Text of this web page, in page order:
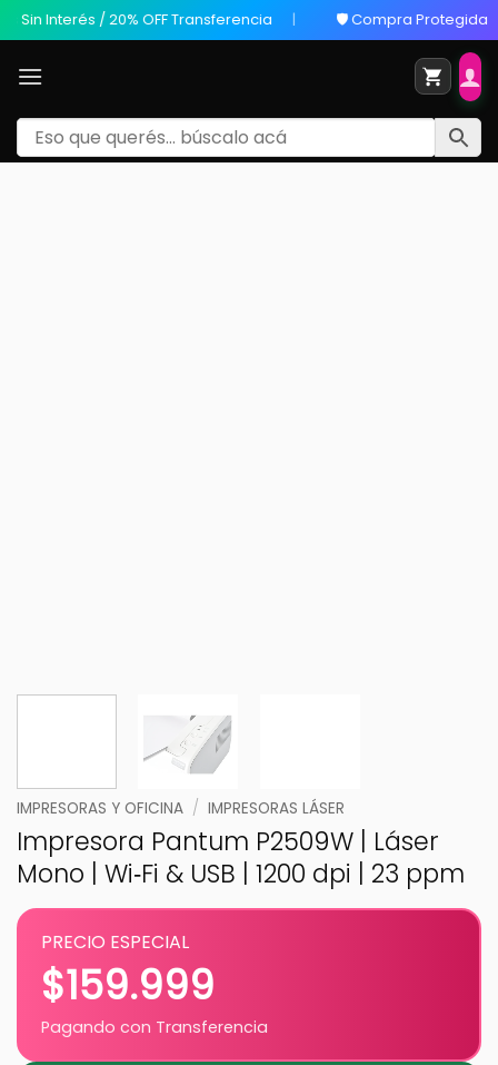
/ 20% OFF Transferencia 🛡️ Compra Protegida
IMPRESORAS Y OFICINA / IMPRESORAS LÁSER
Impresora Pantum P2509W | Láser
Mono | Wi‑Fi & USB | 1200 dpi | 23 ppm
PRECIO ESPECIAL
$159.999
Pagando con Transferencia